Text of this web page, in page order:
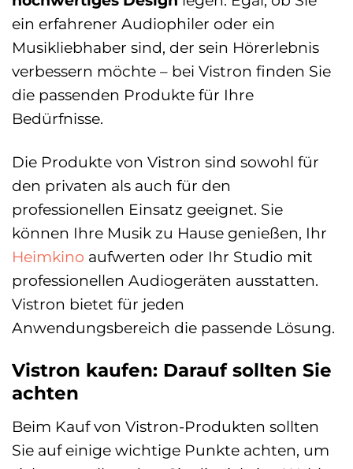
ein erfahrener Audiophiler oder ein
Musikliebhaber sind, der sein Hörerlebnis
verbessern möchte – bei Vistron finden Sie
die passenden Produkte für Ihre
Bedürfnisse.
Die Produkte von Vistron sind sowohl für
den privaten als auch für den
professionellen Einsatz geeignet. Sie
können Ihre Musik zu Hause genießen, Ihr
Heimkino aufwerten oder Ihr Studio mit
professionellen Audiogeräten ausstatten.
Vistron bietet für jeden
Anwendungsbereich die passende Lösung.
Vistron kaufen: Darauf sollten Sie
achten
Beim Kauf von Vistron-Produkten sollten
Sie auf einige wichtige Punkte achten, um